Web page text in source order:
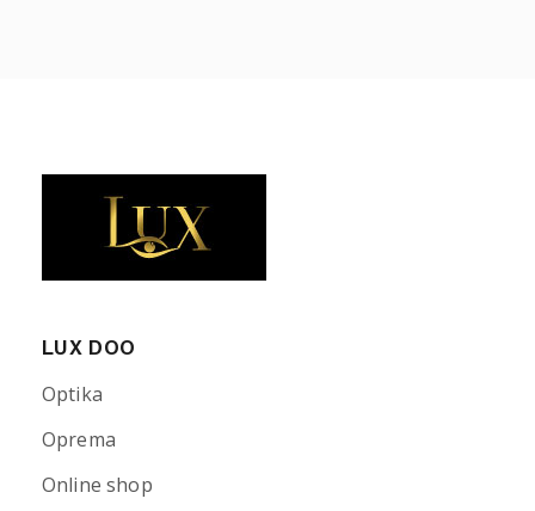
LUX DOO
Optika
Oprema
Online shop